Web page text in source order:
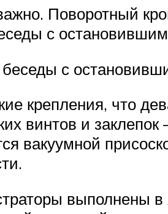
Поворотный
с
с
крепления, что
винтов и
вакуумной
выполнены